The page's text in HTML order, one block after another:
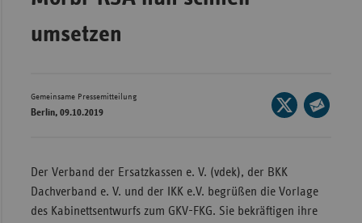
Hessen
umsetzen
Gemeinsame Pressemitteilung
Berlin, 09.10.2019
Seite
auf
Der Verband der Ersatzkassen e. V. (vdek), der BKK
Dachverband e. V. und der IKK e.V. begrüßen die Vorlage
des Kabinettsentwurfs zum GKV-FKG. Sie bekräftigen ihre